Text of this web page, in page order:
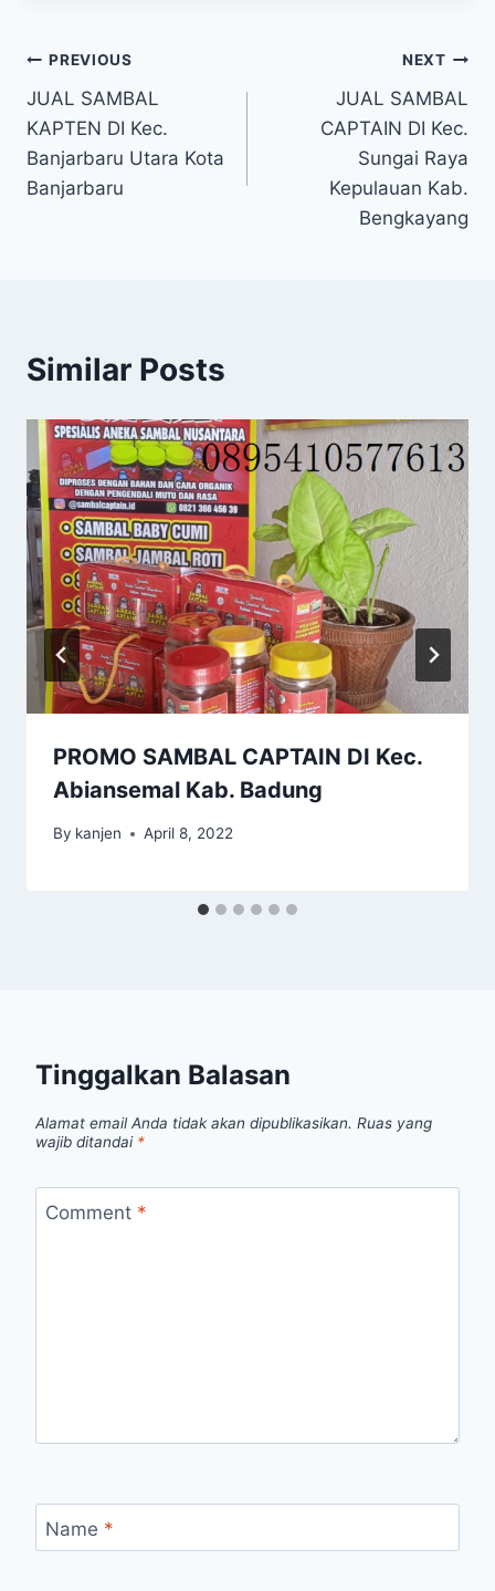
PREVIOUS
JUAL SAMBAL
KAPTEN DI Kec.
Banjarbaru Utara Kota
Banjarbaru
NEXT
JUAL SAMBAL
CAPTAIN DI Kec.
Sungai Raya
Kepulauan Kab.
Bengkayang
Similar Posts
PROMO SAMBAL CAPTAIN DI Kec.
Abiansemal Kab. Badung
By kanjen April 8, 2022
Tinggalkan Balasan
Alamat email Anda tidak akan dipublikasikan. Ruas yang
wajib ditandai *
Comment *
Name *